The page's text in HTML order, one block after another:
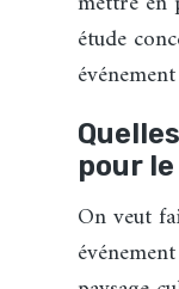
étude
pour
On veut